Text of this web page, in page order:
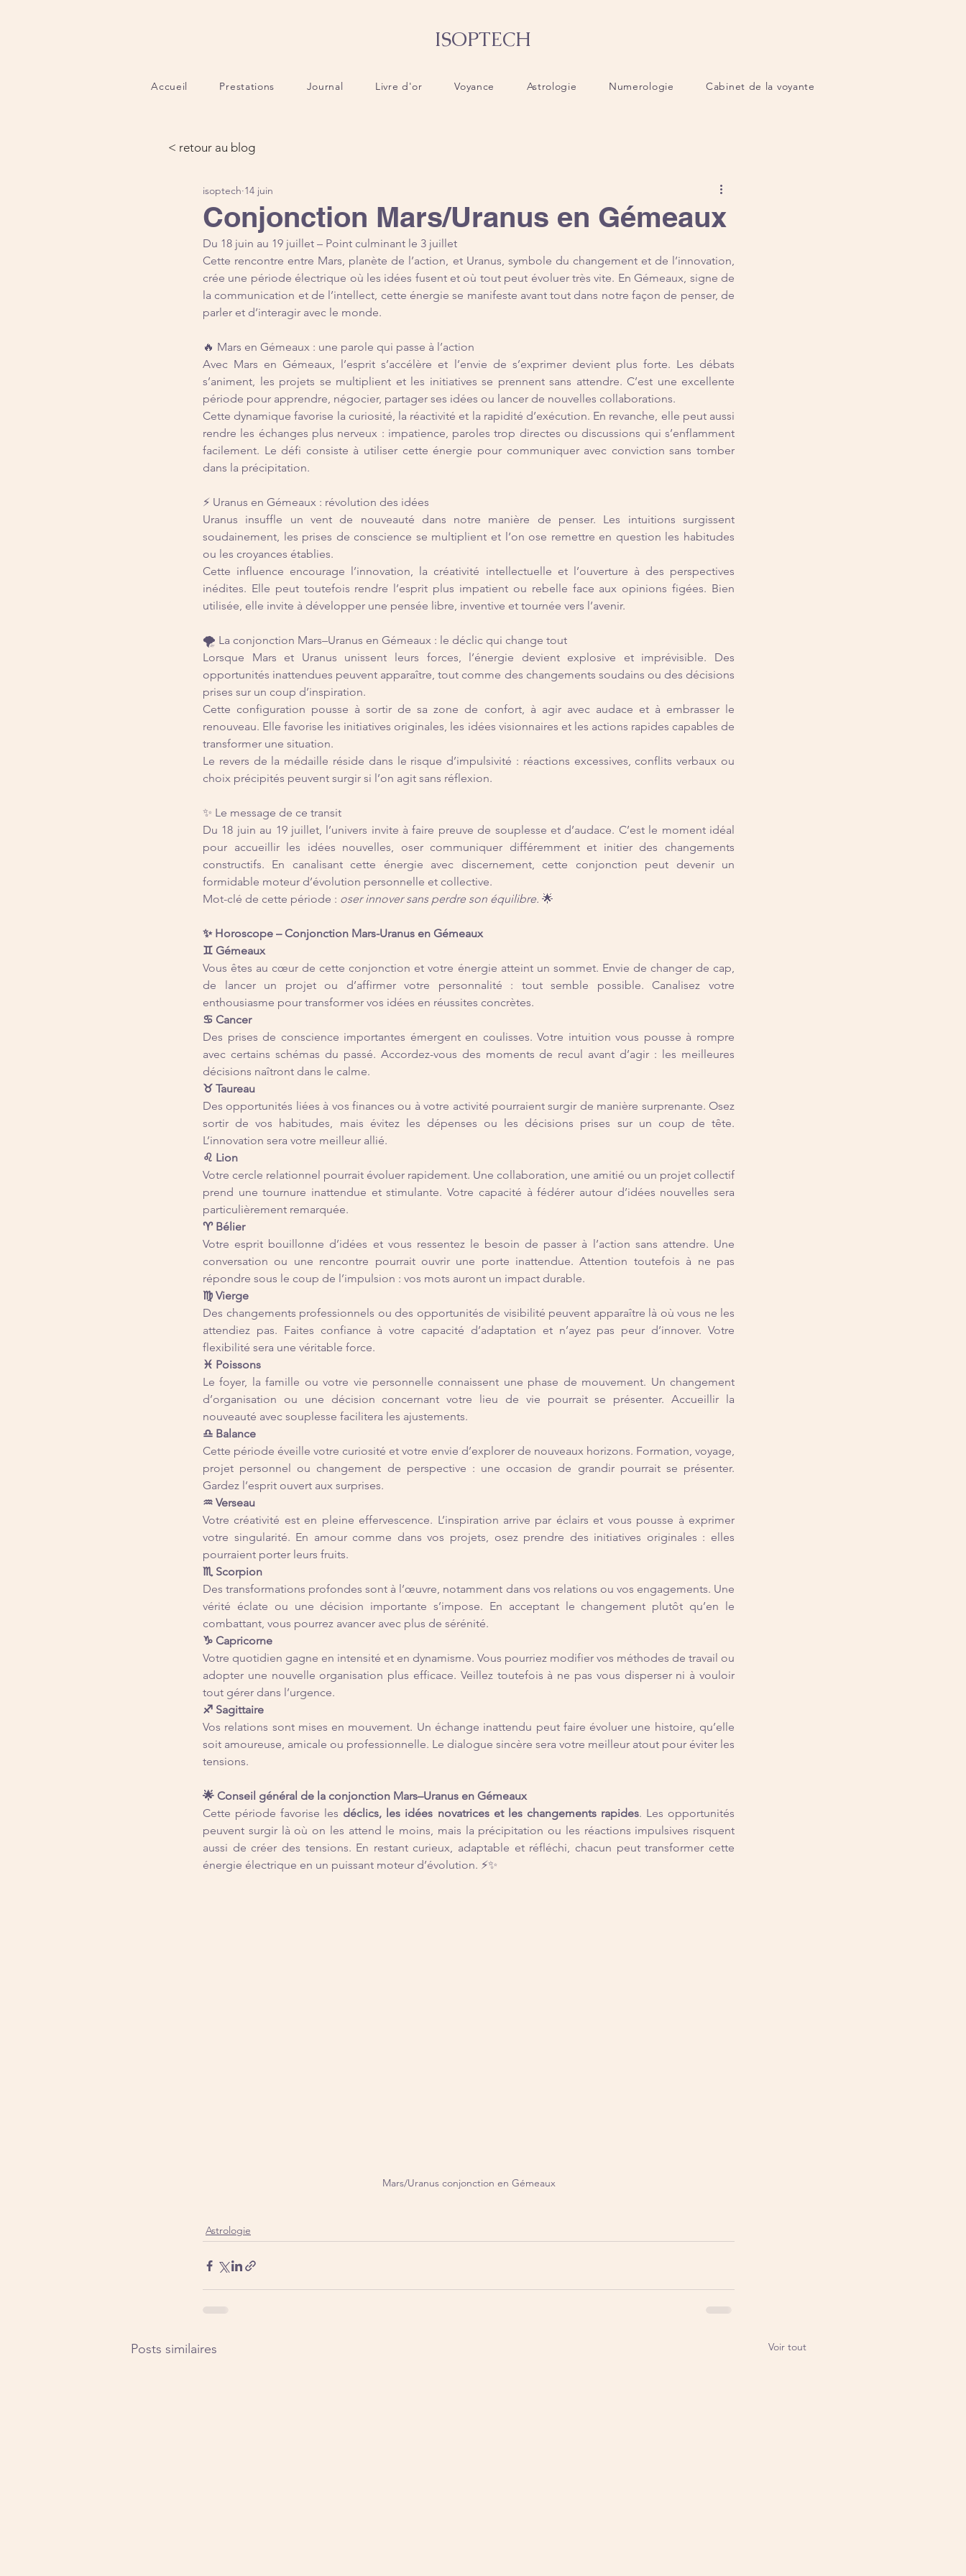
ISOPTECH
Accueil Prestations Journal Livre d'or Voyance Astrologie Numerologie Cabinet de la voyante
< retour au blog
Conjonction Mars/Uranus en Gémeaux
isoptech 14 juin
Du 18 juin au 19 juillet – Point culminant le 3 juillet
Cette rencontre entre Mars, planète de l’action, et Uranus, symbole du changement et de l’innovation,
crée une période électrique où les idées fusent et où tout peut évoluer très vite. En Gémeaux, signe de
la communication et de l’intellect, cette énergie se manifeste avant tout dans notre façon de penser, de
parler et d’interagir avec le monde.
🔥 Mars en Gémeaux : une parole qui passe à l’action
Avec Mars en Gémeaux, l’esprit s’accélère et l’envie de s’exprimer devient plus forte. Les débats
s’animent, les projets se multiplient et les initiatives se prennent sans attendre. C’est une excellente
période pour apprendre, négocier, partager ses idées ou lancer de nouvelles collaborations.
Cette dynamique favorise la curiosité, la réactivité et la rapidité d’exécution. En revanche, elle peut aussi
rendre les échanges plus nerveux : impatience, paroles trop directes ou discussions qui s’enflamment
facilement. Le défi consiste à utiliser cette énergie pour communiquer avec conviction sans tomber
dans la précipitation.
⚡ Uranus en Gémeaux : révolution des idées
Uranus insuffle un vent de nouveauté dans notre manière de penser. Les intuitions surgissent
soudainement, les prises de conscience se multiplient et l’on ose remettre en question les habitudes
ou les croyances établies.
Cette influence encourage l’innovation, la créativité intellectuelle et l’ouverture à des perspectives
inédites. Elle peut toutefois rendre l’esprit plus impatient ou rebelle face aux opinions figées. Bien
utilisée, elle invite à développer une pensée libre, inventive et tournée vers l’avenir.
🌪️ La conjonction Mars–Uranus en Gémeaux : le déclic qui change tout
Lorsque Mars et Uranus unissent leurs forces, l’énergie devient explosive et imprévisible. Des
opportunités inattendues peuvent apparaître, tout comme des changements soudains ou des décisions
prises sur un coup d’inspiration.
Cette configuration pousse à sortir de sa zone de confort, à agir avec audace et à embrasser le
renouveau. Elle favorise les initiatives originales, les idées visionnaires et les actions rapides capables de
transformer une situation.
Le revers de la médaille réside dans le risque d’impulsivité : réactions excessives, conflits verbaux ou
choix précipités peuvent surgir si l’on agit sans réflexion.
✨ Le message de ce transit
Du 18 juin au 19 juillet, l’univers invite à faire preuve de souplesse et d’audace. C’est le moment idéal
pour accueillir les idées nouvelles, oser communiquer différemment et initier des changements
constructifs. En canalisant cette énergie avec discernement, cette conjonction peut devenir un
formidable moteur d’évolution personnelle et collective.
Mot-clé de cette période : oser innover sans perdre son équilibre. 🌟
✨ Horoscope – Conjonction Mars-Uranus en Gémeaux
♊ Gémeaux
Vous êtes au cœur de cette conjonction et votre énergie atteint un sommet. Envie de changer de cap,
de lancer un projet ou d’affirmer votre personnalité : tout semble possible. Canalisez votre
enthousiasme pour transformer vos idées en réussites concrètes.
♋ Cancer
Des prises de conscience importantes émergent en coulisses. Votre intuition vous pousse à rompre
avec certains schémas du passé. Accordez-vous des moments de recul avant d’agir : les meilleures
décisions naîtront dans le calme.
♉ Taureau
Des opportunités liées à vos finances ou à votre activité pourraient surgir de manière surprenante. Osez
sortir de vos habitudes, mais évitez les dépenses ou les décisions prises sur un coup de tête.
L’innovation sera votre meilleur allié.
♌ Lion
Votre cercle relationnel pourrait évoluer rapidement. Une collaboration, une amitié ou un projet collectif
prend une tournure inattendue et stimulante. Votre capacité à fédérer autour d’idées nouvelles sera
particulièrement remarquée.
♈ Bélier
Votre esprit bouillonne d’idées et vous ressentez le besoin de passer à l’action sans attendre. Une
conversation ou une rencontre pourrait ouvrir une porte inattendue. Attention toutefois à ne pas
répondre sous le coup de l’impulsion : vos mots auront un impact durable.
♍ Vierge
Des changements professionnels ou des opportunités de visibilité peuvent apparaître là où vous ne les
attendiez pas. Faites confiance à votre capacité d’adaptation et n’ayez pas peur d’innover. Votre
flexibilité sera une véritable force.
♓ Poissons
Le foyer, la famille ou votre vie personnelle connaissent une phase de mouvement. Un changement
d’organisation ou une décision concernant votre lieu de vie pourrait se présenter. Accueillir la
nouveauté avec souplesse facilitera les ajustements.
♎ Balance
Cette période éveille votre curiosité et votre envie d’explorer de nouveaux horizons. Formation, voyage,
projet personnel ou changement de perspective : une occasion de grandir pourrait se présenter.
Gardez l’esprit ouvert aux surprises.
♒ Verseau
Votre créativité est en pleine effervescence. L’inspiration arrive par éclairs et vous pousse à exprimer
votre singularité. En amour comme dans vos projets, osez prendre des initiatives originales : elles
pourraient porter leurs fruits.
♏ Scorpion
Des transformations profondes sont à l’œuvre, notamment dans vos relations ou vos engagements. Une
vérité éclate ou une décision importante s’impose. En acceptant le changement plutôt qu’en le
combattant, vous pourrez avancer avec plus de sérénité.
♑ Capricorne
Votre quotidien gagne en intensité et en dynamisme. Vous pourriez modifier vos méthodes de travail ou
adopter une nouvelle organisation plus efficace. Veillez toutefois à ne pas vous disperser ni à vouloir
tout gérer dans l’urgence.
♐ Sagittaire
Vos relations sont mises en mouvement. Un échange inattendu peut faire évoluer une histoire, qu’elle
soit amoureuse, amicale ou professionnelle. Le dialogue sincère sera votre meilleur atout pour éviter les
tensions.
🌟 Conseil général de la conjonction Mars–Uranus en Gémeaux
Cette période favorise les déclics, les idées novatrices et les changements rapides. Les opportunités
peuvent surgir là où on les attend le moins, mais la précipitation ou les réactions impulsives risquent
aussi de créer des tensions. En restant curieux, adaptable et réfléchi, chacun peut transformer cette
énergie électrique en un puissant moteur d’évolution. ⚡✨
Mars/Uranus conjonction en Gémeaux
Astrologie
Posts similaires Voir tout